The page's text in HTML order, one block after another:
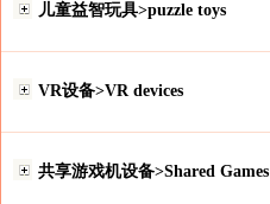
儿童益智玩具>puzzle toys
VR设备>VR devices
共享游戏机设备>Shared Games